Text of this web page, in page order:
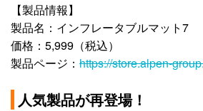
【製品情報】
製品名：インフレータブルマット7
価格：5,999（税込）
製品ページ： https://store.alpen-
人気製品が再登場！